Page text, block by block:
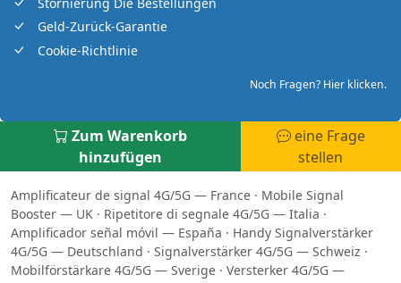
Geld-Zurück-Garantie
Cookie-Richtlinie
Noch Fragen? Hier klicken.
Zum Warenkorb
hinzufügen
eine Frage
stellen
Amplificateur de signal 4G/5G — France · Mobile Signal
Booster — UK · Ripetitore di segnale 4G/5G — Italia ·
Amplificador señal móvil — España · Handy Signalverstärker
4G/5G — Deutschland · Signalverstärker 4G/5G — Schweiz ·
Mobilförstärkare 4G/5G — Sverige · Versterker 4G/5G —